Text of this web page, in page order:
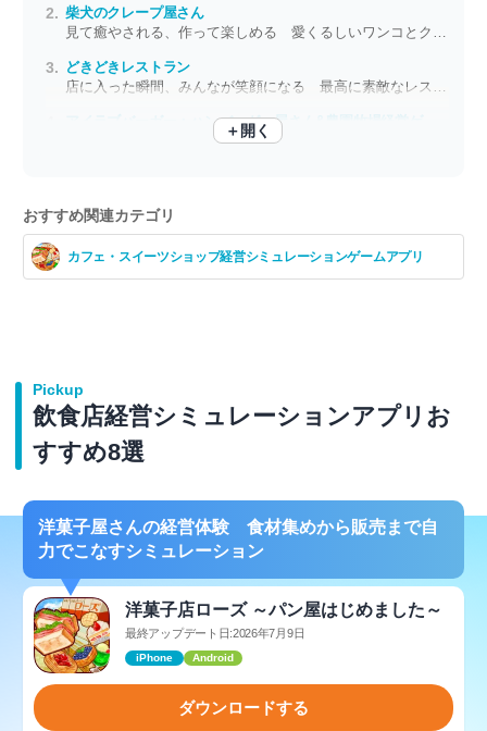
柴犬のクレープ屋さん
見て癒やされる、作って楽しめる 愛くるしいワンコとクレープ屋経営
どきどきレストラン
店に入った瞬間、みんなが笑顔になる 最高に素敵なレストランを作ろう
＋開く
おすすめ関連カテゴリ
カフェ・スイーツショップ経営シミュレーションゲームアプリ
Pickup
飲食店経営シミュレーションアプリお
すすめ8選
洋菓子屋さんの経営体験 食材集めから販売まで自
力でこなすシミュレーション
洋菓子店ローズ ～パン屋はじめました～
最終アップデート日:2026年7月9日
iPhone Android
ダウンロードする